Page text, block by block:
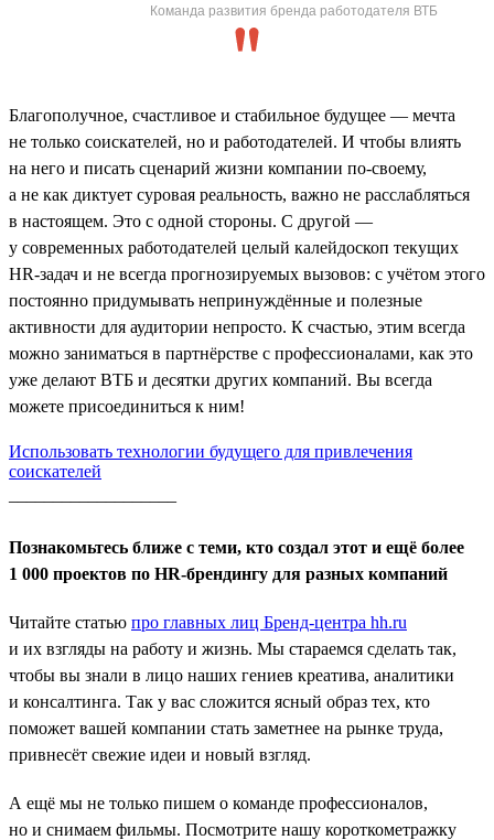
Команда развития бренда работодателя ВТБ
Благополучное, счастливое и стабильное будущее — мечта
не только соискателей, но и работодателей. И чтобы влиять
на него и писать сценарий жизни компании по-своему,
а не как диктует суровая реальность, важно не расслабляться
в настоящем. Это с одной стороны. С другой —
у современных работодателей целый калейдоскоп текущих
HR-задач и не всегда прогнозируемых вызовов: с учётом этого
постоянно придумывать непринуждённые и полезные
активности для аудитории непросто. К счастью, этим всегда
можно заниматься в партнёрстве с профессионалами, как это
уже делают ВТБ и десятки других компаний. Вы всегда
можете присоединиться к ним!
Использовать технологии будущего для привлечения
соискателей
Познакомьтесь ближе с теми, кто создал этот и ещё более
1 000 проектов по HR-брендингу для разных компаний
Читайте статью про главных лиц Бренд-центра hh.ru
и их взгляды на работу и жизнь. Мы стараемся сделать так,
чтобы вы знали в лицо наших гениев креатива, аналитики
и консалтинга. Так у вас сложится ясный образ тех, кто
поможет вашей компании стать заметнее на рынке труда,
привнесёт свежие идеи и новый взгляд.
А ещё мы не только пишем о команде профессионалов,
но и снимаем фильмы. Посмотрите нашу короткометражку